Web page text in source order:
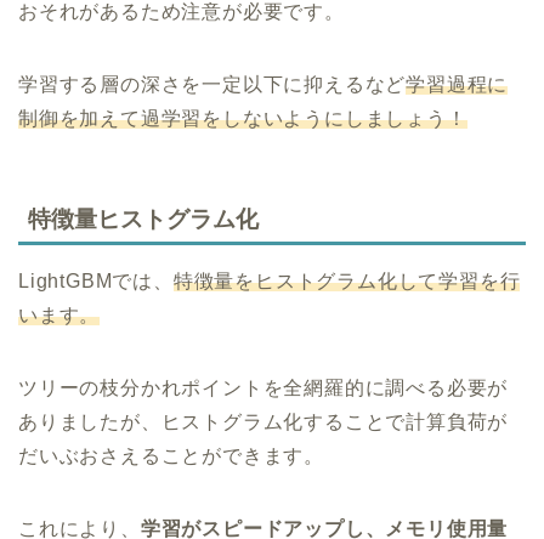
おそれがあるため注意が必要です。
学習する層の深さを一定以下に抑えるなど学習過程に
制御を加えて過学習をしないようにしましょう！
特徴量ヒストグラム化
LightGBMでは、 特徴量をヒストグラム化して学習を行
います。
ツリーの枝分かれポイントを全網羅的に調べる必要が
ありましたが、ヒストグラム化することで計算負荷が
だいぶおさえることができます。
これにより、 学習がスピードアップし、メモリ使用量